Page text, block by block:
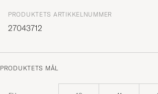
PRODUKTETS ARTIKKELNUMMER
27043712
PRODUKTETS MÅL